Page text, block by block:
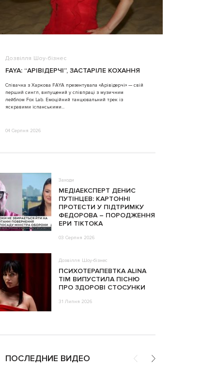
Дозвілля Шоу-бізнес
FAYA: “АРІВІДЕРЧІ”, ЗАСТАРІЛЕ КОХАННЯ
Співачка з Харкова FAYA презентувала «Арівідерчі» — свій
перший сингл, випущений у співпраці з музичним
лейблом Fox Lab. Емоційний танцювальний трек із
яскравими іспанськими...
04 Серпня 2026
Заходи
МЕДІАЕКСПЕРТ ДЕНИС
ПУТІНЦЕВ: КАРТОННІ
ПРОТЕСТИ У ПІДТРИМКУ
ФЕДОРОВА – ПОРОДЖЕННЯ
ЕРИ ТІКТОКА
03 Серпня 2026
Дозвілля Шоу-бізнес
ПСИХОТЕРАПЕВТКА ALINA
TIM ВИПУСТИЛА ПІСНЮ
ПРО ЗДОРОВІ СТОСУНКИ
31 Липня 2026
ПОСЛЕДНИЕ ВИДЕО